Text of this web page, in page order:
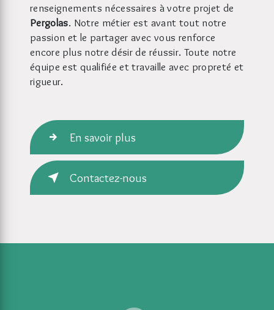
renseignements nécessaires à votre projet de
Pergolas. Notre métier est avant tout notre
passion et le partager avec vous renforce
encore plus notre désir de réussir. Toute notre
équipe est qualifiée et travaille avec propreté et
rigueur.
En savoir plus
Contactez-nous